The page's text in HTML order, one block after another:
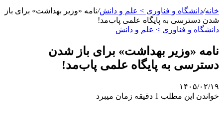
خانه/دانشگاه و فناوری > علم و دانش/نامه «وزیر بهداشت» برای باز
شدن دسترسی به پایگاه علمی پاب‌مد!
دانشگاه و فناوری > علم و دانش
نامه «وزیر بهداشت» برای باز شدن
دسترسی به پایگاه علمی پاب‌مد!
۱۴۰۵/۰۲/۱۹
خواندن این مطلب 1 دقیقه زمان میبرد